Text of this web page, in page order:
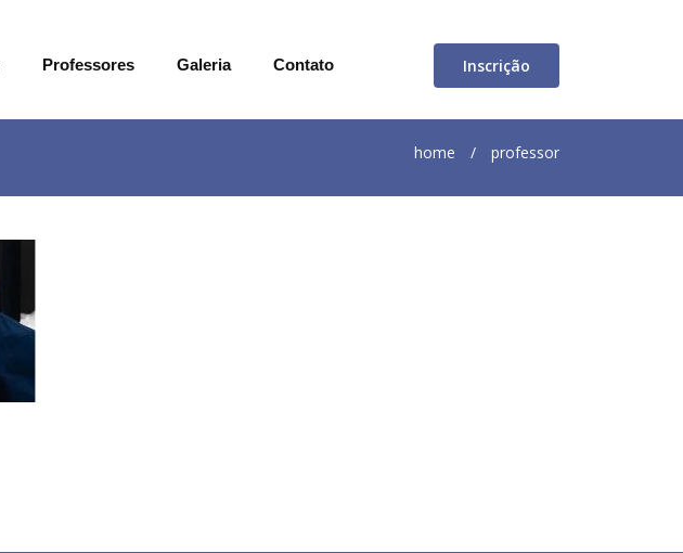
Professores Galeria Contato Inscrição
home / professor